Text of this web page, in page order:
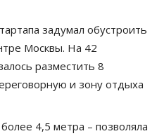
задумал обустроить
Москвы. На 42
разместить 8
и зону отдыха
4,5 метра – позволяла